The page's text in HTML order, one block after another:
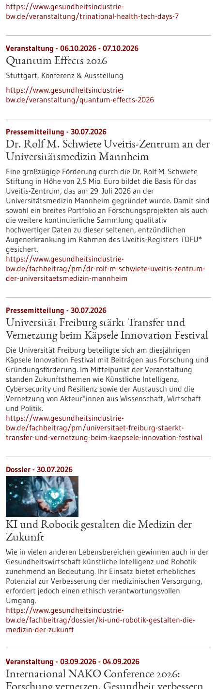
https://www.gesundheitsindustrie-
bw.de/veranstaltung/trinational-health-tech-days-7
Veranstaltung - 06.10.2026 - 07.10.2026
Quantum Effects 2026
Stuttgart, Konferenz & Ausstellung
https://www.gesundheitsindustrie-
bw.de/veranstaltung/quantum-effects-2026
Pressemitteilung - 30.07.2026
Dr. Rolf M. Schwiete Uveitis-Zentrum an der
Universitätsmedizin Mannheim
Eine großzügige Förderung durch die Dr. Rolf M. Schwiete
Stiftung in Höhe von 2,5 Mio. Euro bildet die Basis für das
Uveitis-Zentrum, das am 29. Juli 2026 an der
Universitätsmedizin Mannheim gegründet wurde. Damit sind
sowohl ein breites Portfolio an Forschungsprojekten als auch
die weitere kontinuierliche Sammlung qualitativ
hochwertiger Daten zu dieser seltenen, entzündlichen
Augenerkrankung im Rahmen des Uveitis-Registers TOFU*
gesichert.
https://www.gesundheitsindustrie-
bw.de/fachbeitrag/pm/dr-rolf-m-schwiete-uveitis-zentrum-
der-universitaetsmedizin-mannheim
Pressemitteilung - 30.07.2026
Universität Freiburg stärkt Transfer und
Vernetzung beim Käpsele Innovation Festival
Die Universität Freiburg beteiligte sich am diesjährigen
Käpsele Innovation Festival mit Beiträgen aus Forschung und
Gründungsförderung. Im Mittelpunkt der Veranstaltung
standen Zukunftsthemen wie Künstliche Intelligenz,
Cybersecurity und Resilienz sowie der Austausch und die
Vernetzung von Akteur*innen aus Wissenschaft, Wirtschaft
und Politik.
https://www.gesundheitsindustrie-
bw.de/fachbeitrag/pm/universitaet-freiburg-staerkt-
transfer-und-vernetzung-beim-kaepsele-innovation-festival
Dossier - 30.07.2026
KI und Robotik gestalten die Medizin der
Zukunft
Wie in vielen anderen Lebensbereichen gewinnen auch in der
Gesundheitswirtschaft künstliche Intelligenz und Robotik
zunehmend an Bedeutung. Ihr Einsatz bietet erhebliches
Potenzial zur Verbesserung der medizinischen Versorgung,
erfordert jedoch einen ethisch verantwortungsvollen
Umgang.
https://www.gesundheitsindustrie-
bw.de/fachbeitrag/dossier/ki-und-robotik-gestalten-die-
medizin-der-zukunft
Veranstaltung - 03.09.2026 - 04.09.2026
International NAKO Conference 2026: